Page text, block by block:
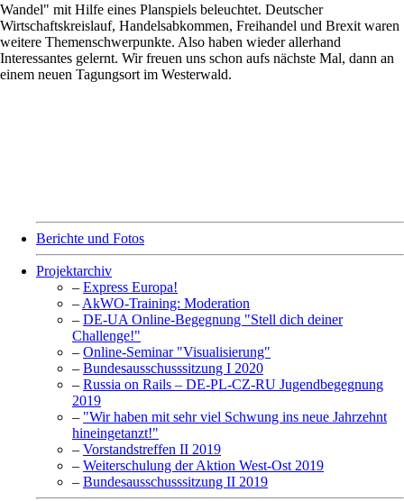
Wandel" mit Hilfe eines Planspiels beleuchtet. Deutscher
Wirtschaftskreislauf, Handelsabkommen, Freihandel und Brexit waren
weitere Themenschwerpunkte. Also haben wieder allerhand
Interessantes gelernt. Wir freuen uns schon aufs nächste Mal, dann an
einem neuen Tagungsort im Westerwald.
Berichte und Fotos
Projektarchiv
– Express Europa!
–AkWO-Training: Moderation
– DE-UA Online-Begegnung "Stell dich deiner
Challenge!"
– Online-Seminar "Visualisierung"
– Bundesausschusssitzung I 2020
– Russia on Rails – DE-PL-CZ-RU Jugendbegegnung
2019
– "Wir haben mit sehr viel Schwung ins neue Jahrzehnt
hineingetanzt!"
– Vorstandstreffen II 2019
– Weiterschulung der Aktion West-Ost 2019
– Bundesausschusssitzung II 2019